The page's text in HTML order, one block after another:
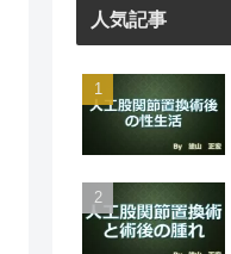
人気記事